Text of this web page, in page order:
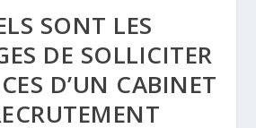
SONT LES
DE SOLLICITER
D’UN CABINET